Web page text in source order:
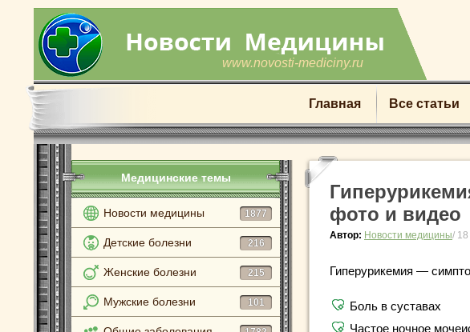
www.novosti-mediciny.ru
Главная Все статьи
Медицинские темы
Новости медицины 1877
Детские болезни 216
Женские болезни 215
Мужские болезни 101
фото и видео
Автор: Новости медицины/ 18
Гиперурикемия —
Боль в суставах
Частое ночное